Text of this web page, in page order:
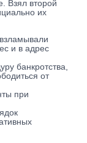
Взял второй
их
и в адрес
банкротства,
от
при